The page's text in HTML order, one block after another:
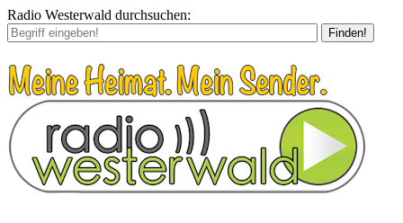
Radio Westerwald durchsuchen:
Finden!